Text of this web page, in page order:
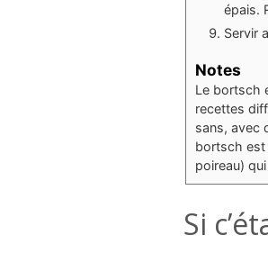
épais.
Servir
Notes
Le bortsch
recettes
sans, avec
bortsch est
poireau)
Si